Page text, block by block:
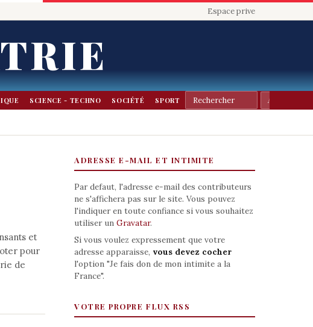
Espace prive
SCIENCE - TECHNO SOCIÉTÉ SPORT
et
pour
de
ADRESSE E-MAIL ET INTIMITE
Par defaut, l'adresse e-mail des contributeurs
ne s'affichera pas sur le site. Vous pouvez
l'indiquer en toute confiance si vous souhaitez
utiliser un Gravatar.
Si vous voulez expressement que votre
adresse apparaisse, vous devez cocher
l'option "Je fais don de mon intimite a la
France".
VOTRE PROPRE FLUX RSS